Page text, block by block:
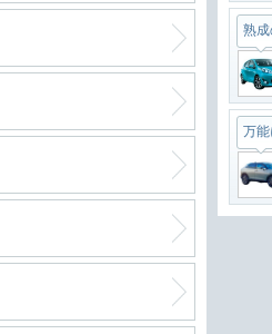
熟成
万